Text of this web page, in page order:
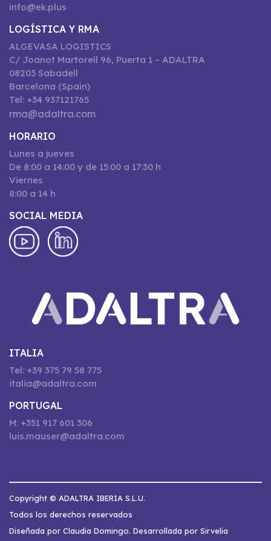
info@ek.plus
LOGÍSTICA Y RMA
ALGEVASA LOGISTICS
C/ Joanot Martorell 96, Puerta 1 – ADALTRA
08203 Sabadell
Barcelona (Spain)
Tel: +34 937121765
rma@adaltra.com
HORARIO
Lunes a jueves
De 8:00 a 14:00 y de 15:00 a 17:30 h
Viernes
8:00 a 14 h
SOCIAL MEDIA
ITALIA
Tel: +39 375 79 58 775
italia@adaltra.com
PORTUGAL
M: +351 917 601 306
luis.mauser@adaltra.com
Copyright © ADALTRA IBERIA S.L.U.
Todos los derechos reservados
Diseñada por Claudia Domingo. Desarrollada por Sirvelia